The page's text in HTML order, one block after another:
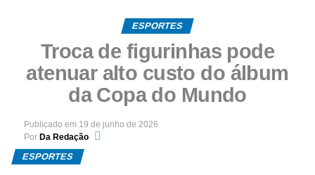
ESPORTES
Troca de figurinhas pode
atenuar alto custo do álbum
da Copa do Mundo
Publicado em 19 de junho de 2026
Por Da Redação
ESPORTES